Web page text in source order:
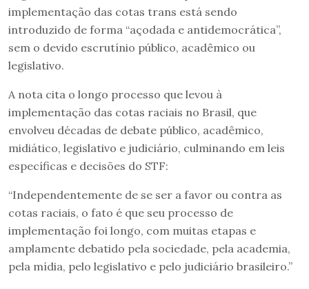
implementação das cotas trans está sendo
introduzido de forma “açodada e antidemocrática”,
sem o devido escrutínio público, acadêmico ou
legislativo.
A nota cita o longo processo que levou à
implementação das cotas raciais no Brasil, que
envolveu décadas de debate público, acadêmico,
midiático, legislativo e judiciário, culminando em leis
específicas e decisões do STF:
“Independentemente de se ser a favor ou contra as
cotas raciais, o fato é que seu processo de
implementação foi longo, com muitas etapas e
amplamente debatido pela sociedade, pela academia,
pela mídia, pelo legislativo e pelo judiciário brasileiro.”